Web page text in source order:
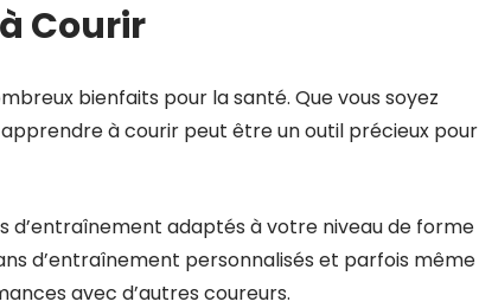
Courir
bienfaits pour la santé. Que vous soyez
à courir peut être un outil précieux pour
adaptés à votre niveau de forme
d’entraînement personnalisés et parfois même
avec d’autres coureurs.